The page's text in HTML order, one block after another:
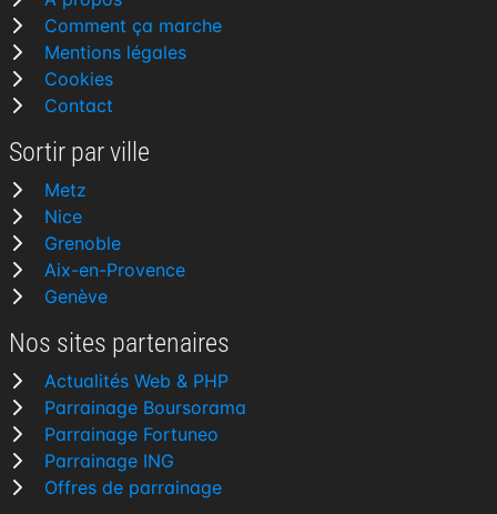
Comment ça marche
Mentions légales
Cookies
Contact
Sortir par ville
Metz
Nice
Grenoble
Aix-en-Provence
Genève
Nos sites partenaires
Actualités Web & PHP
Parrainage Boursorama
Parrainage Fortuneo
Parrainage ING
Offres de parrainage